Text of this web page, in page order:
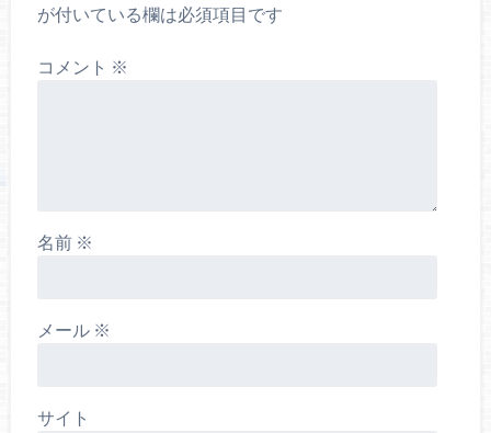
が付いている欄は必須項目です
コメント ※
名前 ※
メール ※
サイト